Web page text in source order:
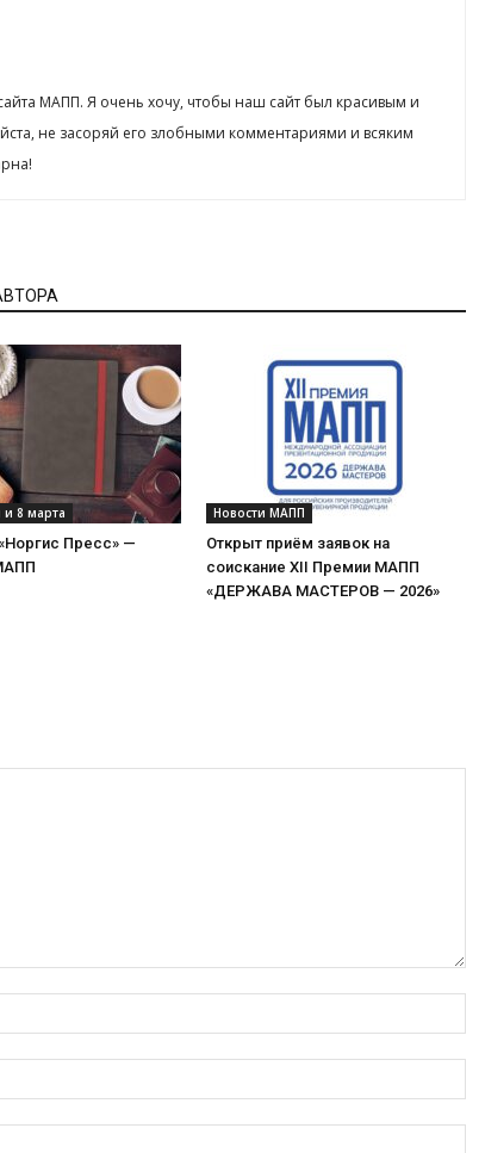
МАПП. Я очень хочу, чтобы наш сайт был красивым и
не засоряй его злобными комментариями и всяким
и 8 марта
Пресс» —
Новости МАПП
Открыт приём заявок на
соискание XII Премии МАПП
«ДЕРЖАВА МАСТЕРОВ — 2026»